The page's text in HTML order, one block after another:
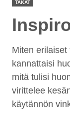
TAKAT
Miten
kannattaisi
mitä tulisi
virittelee
käytännön